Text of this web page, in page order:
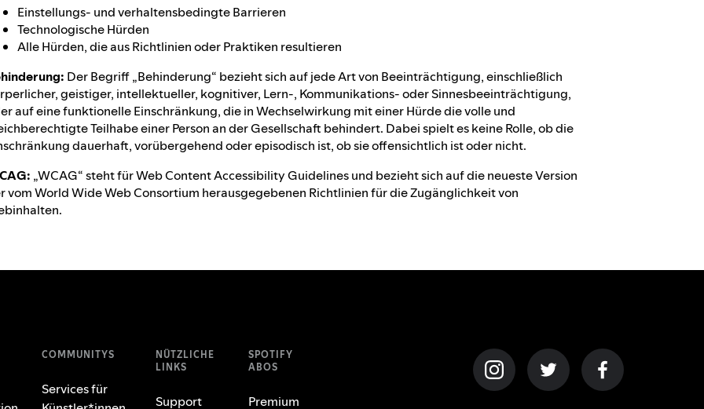
Einstellungs- und verhaltensbedingte Barrieren
Technologische Hürden
Alle Hürden, die aus Richtlinien oder Praktiken resultieren
Der Begriff „Behinderung“ bezieht sich auf jede Art von Beeinträchtigung, einschließlich
geistiger, intellektueller, kognitiver, Lern-, Kommunikations- oder Sinnesbeeinträchtigung,
auf eine funktionelle Einschränkung, die in Wechselwirkung mit einer Hürde die volle und
Teilhabe einer Person an der Gesellschaft behindert. Dabei spielt es keine Rolle, ob die
dauerhaft, vorübergehend oder episodisch ist, ob sie offensichtlich ist oder nicht.
„WCAG“ steht für Web Content Accessibility Guidelines und bezieht sich auf die neueste Version
vom World Wide Web Consortium herausgegebenen Richtlinien für die Zugänglichkeit von
COMMUNITYS
Services für
NÜTZLICHE
LINKS
Support
SPOTIFY
ABOS
Premium